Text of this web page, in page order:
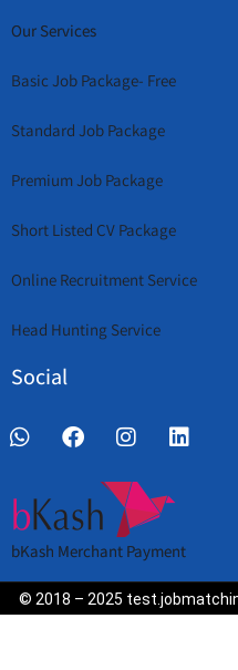
Our Services
Basic Job Package- Free
Standard Job Package
Premium Job Package
Short Listed CV Package
Online Recruitment Service
Head Hunting Service
Social
bKash Merchant Payment
© 2018 – 2025